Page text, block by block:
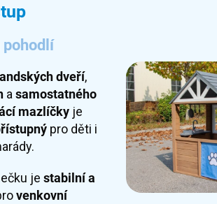
pohodlí
dveří,
asamostatného
mazlíčky je
pro děti i
je stabilní a
venkovní